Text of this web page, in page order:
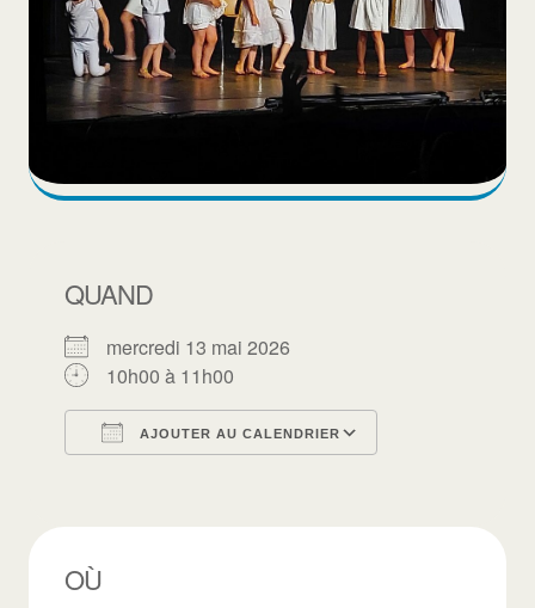
QUAND
mercredi 13 mai 2026
10h00 à 11h00
AJOUTER AU CALENDRIER
OÙ